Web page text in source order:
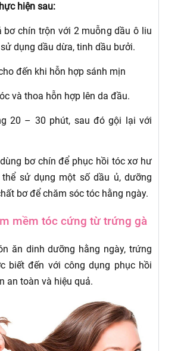
hiện sau:
bơ chín trộn với 2 muỗng dầu ô liu
dụng dầu dừa, tinh dầu bưởi.
đến khi hỗn hợp sánh mịn
và thoa hỗn hợp lên da đầu.
20 – 30 phút, sau đó gội lại với
bơ chín để phục hồi tóc xơ hư
sử dụng một số dầu ủ, dưỡng
bơ để chăm sóc tóc hằng ngày.
mềm tóc cứng từ trứng gà
ăn dinh dưỡng hằng ngày, trứng
biết đến với công dụng phục hồi
an toàn và hiệu quả.